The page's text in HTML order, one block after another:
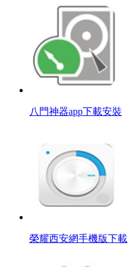
八門神器app下載安裝
榮耀西安網手機版下載